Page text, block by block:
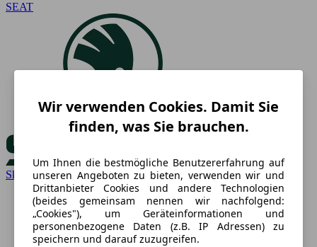
SEAT
Skoda
Wir verwenden Cookies. Damit Sie
finden, was Sie brauchen.
Um Ihnen die bestmögliche Benutzererfahrung auf
unseren Angeboten zu bieten, verwenden wir und
Drittanbieter Cookies und andere Technologien
(beides gemeinsam nennen wir nachfolgend:
„Cookies"), um Geräteinformationen und
personenbezogene Daten (z.B. IP Adressen) zu
speichern und darauf zuzugreifen.